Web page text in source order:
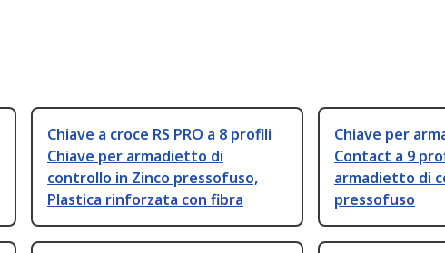
Chiave a croce RS PRO a 8 profili
Chiave per armadietto di
controllo in Zinco pressofuso,
Plastica rinforzata con fibra
Chiave per
Contact a 9
armadietto di
pressofuso